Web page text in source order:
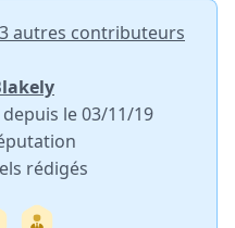
3 autres contributeurs
le 03/11/19
rédigés